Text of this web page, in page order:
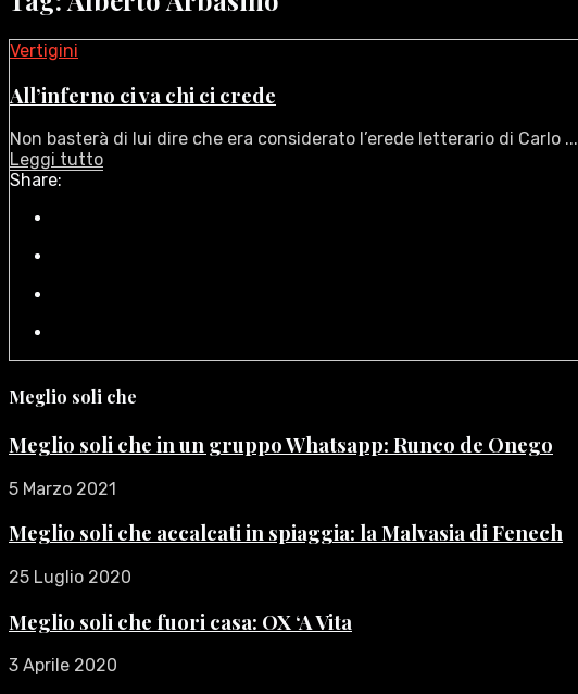
Vertigini
All’inferno ci va chi ci crede
Non basterà di lui dire che era considerato l’erede letterario di Carlo ...
Leggi tutto
Share:
Meglio soli che
Meglio soli che in un gruppo Whatsapp: Runco de Onego
5 Marzo 2021
Meglio soli che accalcati in spiaggia: la Malvasia di Fenech
25 Luglio 2020
Meglio soli che fuori casa: OX ‘A Vita
3 Aprile 2020